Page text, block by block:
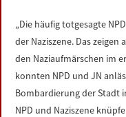
ZUR PERSON
LINKS
„Die häufig totgesagte
der Naziszene. Das
den Naziaufmärschen im
konnten NPD und JN
Bombardierung der Stadt
NPD und Naziszene